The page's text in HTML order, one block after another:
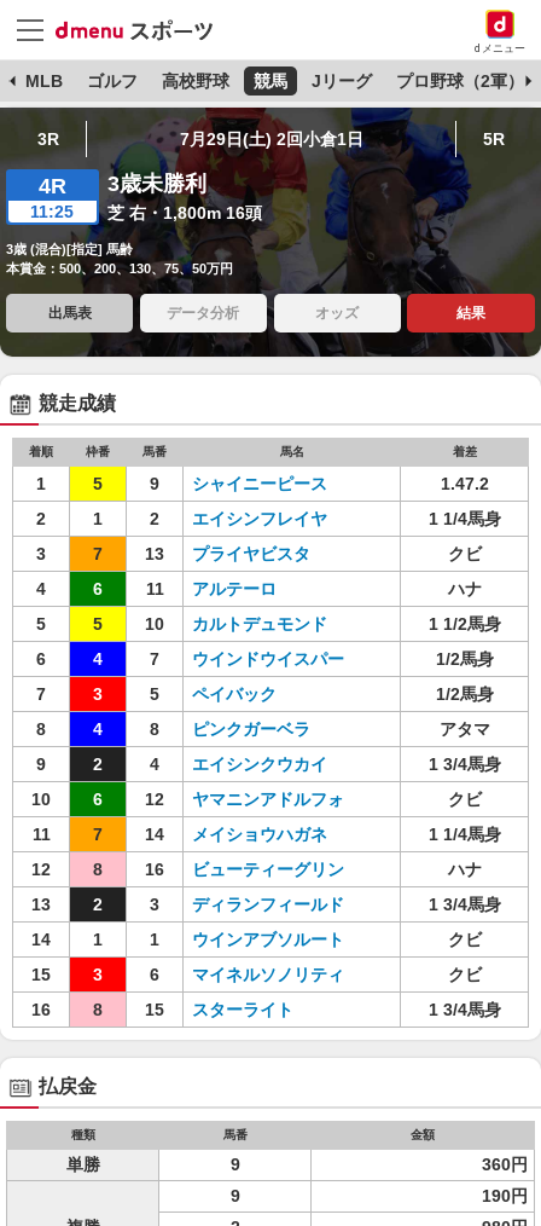
dメニュー
MLB ゴルフ 高校野球 競馬 Jリーグ プロ野球（2軍）
3R 7月29日(土) 2回小倉1日 5R
4R
11:25
3歳未勝利
芝 右・1,800m 16頭
3歳 (混合)[指定] 馬齢
本賞金：500、200、130、75、50万円
出馬表 データ分析 オッズ 結果
競走成績
着順 枠番 馬番 馬名 着差
1 5 9 シャイニーピース
1.47.2
2
1 2 エイシンフレイヤ
1 1/4馬身
3
7 13 プライヤビスタ
クビ
4
6 11 アルテーロ
ハナ
5
5 10 カルトデュモンド
1 1/2馬身
6
4 7 ウインドウイスパー
1/2馬身
7
3 5 ペイバック
1/2馬身
8
4 8 ピンクガーベラ
アタマ
9
2 4 エイシンクウカイ
1 3/4馬身
10
6 12 ヤマニンアドルフォ
クビ
11
7 14 メイショウハガネ
1 1/4馬身
12
8 16 ビューティーグリン
ハナ
13
2 3 ディランフィールド
1 3/4馬身
14
1 1 ウインアブソルート
クビ
15
3 6 マイネルソノリティ
クビ
16
8 15 スターライト 1 3/4馬身
払戻金
種類 馬番 金額
単勝 9 360円
9
190円